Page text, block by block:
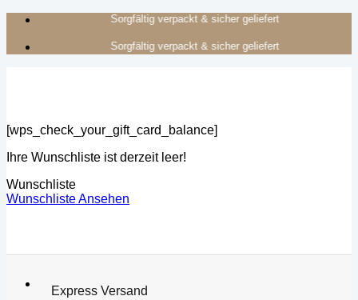
Zum
springen
Sorgfältig verpackt & sicher geliefert
Authentisches Kunsthandwerk aus Afrika
Sorgfältig verpackt & sicher geliefert
Authentisches Kunsthandwerk aus Afrika
[wps_check_your_gift_card_balance]
Ihre Wunschliste ist derzeit leer!
Wunschliste
Wunschliste Ansehen
Express Versand